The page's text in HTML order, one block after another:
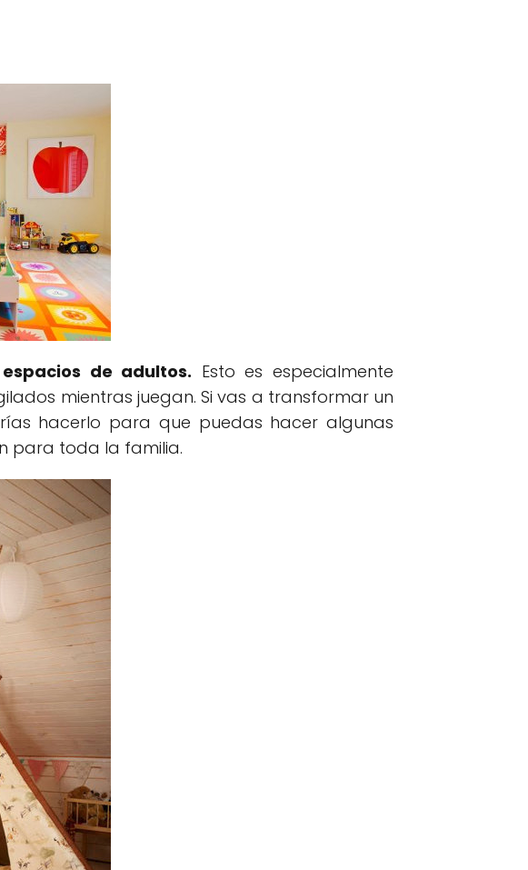
de adultos. Esto es especialmente
mientras juegan. Si vas a transformar un
hacerlo para que puedas hacer algunas
para toda la familia.